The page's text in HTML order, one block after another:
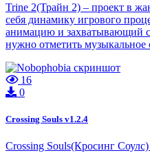
Trine 2(Трайн 2) – проект в
себя динамику игрового
анимацию и захватывающий
нужно отметить
16
0
Crossing Souls v1.2.4
Crossing Souls(Кросинг